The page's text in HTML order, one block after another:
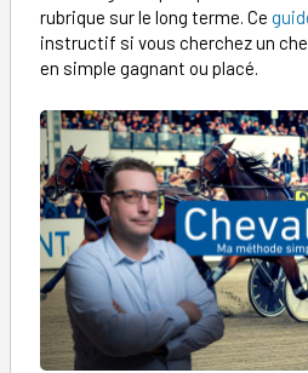
rubrique sur le long terme. Ce
instructif si vous cherchez un
en simple gagnant ou placé.